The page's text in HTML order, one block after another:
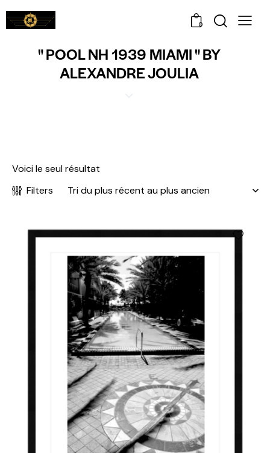
0
" POOL NH 1939 MIAMI " BY
ALEXANDRE JOULIA
Voici le seul résultat
Filters